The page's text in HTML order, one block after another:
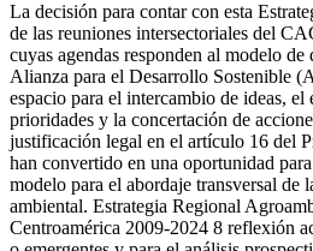
La decisión para contar con esta
de las reuniones intersectoriales del
cuyas agendas responden al modelo
Alianza para el Desarrollo Sostenible
espacio para el intercambio de ideas, el
prioridades y la concertación de
justificación legal en el artículo 16 del
han convertido en una oportunidad
modelo para el abordaje transversal de
ambiental. Estrategia Regional
Centroamérica 2009-2024 8 reflexión